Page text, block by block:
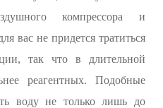
компрессора и
вас не придется тратиться
так что в длительной
реагентных. Подобные
воду не только лишь до